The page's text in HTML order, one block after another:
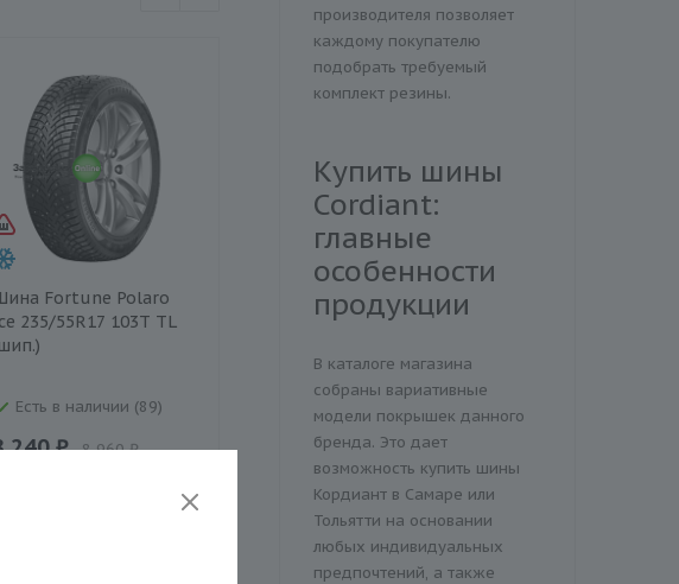
Fortune Polaro
235/55R17 103T TL
Есть в наличии (89)
240 ₽ 8 960 ₽
Шина Landspider
Arctictraxx 235/55R17
8 980 ₽
производителя позволяет
каждому покупателю
подобрать требуемый
комплект резины.
Купить шины
Cordiant:
главные
особенности
продукции
В каталоге магазина
собраны вариативные
модели покрышек данного
бренда. Это дает
возможность купить шины
Кордиант в Самаре или
Тольятти на основании
любых индивидуальных
предпочтений, а также